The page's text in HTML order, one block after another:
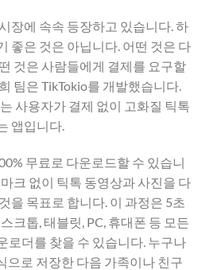
장에 속속 등장하고 있습니다. 하
좋은 것은 아닙니다. 어떤 것은 다
것은 사람들에게 결제를 요구할
팀은 TikTokio를 개발했습니다.
사용자가 결제 없이 고화질 틱톡
앱입니다.
무료로 다운로드할 수 있습니
크 없이 틱톡 동영상과 사진을 다
을 목표로 합니다. 이 과정은 5초
크톱, 태블릿, PC, 휴대폰 등 모든
로더를 찾을 수 있습니다. 누구나
으로 저장한 다음 가족이나 친구